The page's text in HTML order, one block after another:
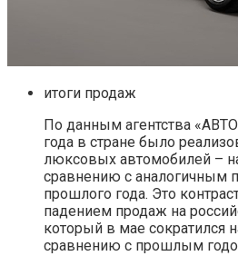
итоги продаж
По данным агентства
года в стране было
люксовых автомобилей –
сравнению с аналогичным
прошлого года. Это
падением продаж на
который в мае сократился
сравнению с прошлым